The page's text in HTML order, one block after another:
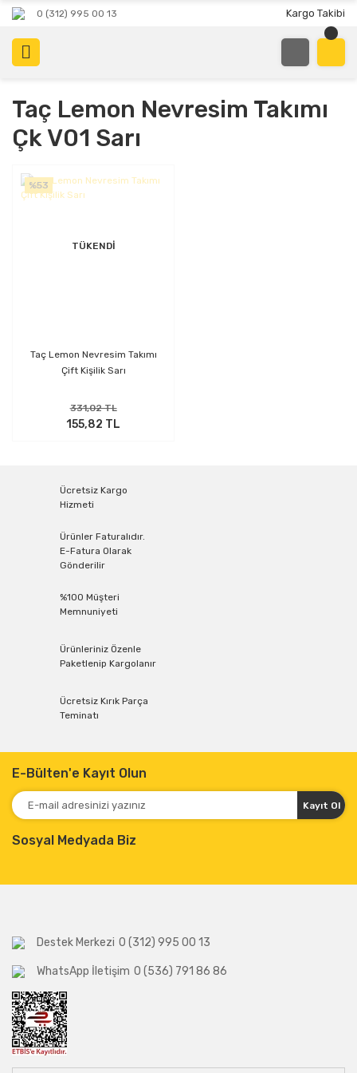
0 (312) 995 00 13 Kargo Takibi
Taç Lemon Nevresim Takımı
Çk V01 Sarı
%53
TÜKENDİ
Taç Lemon Nevresim Takımı
Çift Kişilik Sarı
331,02 TL
155,82 TL
Ücretsiz Kargo
Hizmeti
Ürünler Faturalıdır.
E-Fatura Olarak
Gönderilir
%100 Müşteri
Memnuniyeti
Ürünleriniz Özenle
Paketlenip Kargolanır
Ücretsiz Kırık Parça
Teminatı
E-Bülten'e Kayıt Olun
Kayıt Ol
Sosyal Medyada Biz
Destek Merkezi 0 (312) 995 00 13
WhatsApp İletişim 0 (536) 791 86 86